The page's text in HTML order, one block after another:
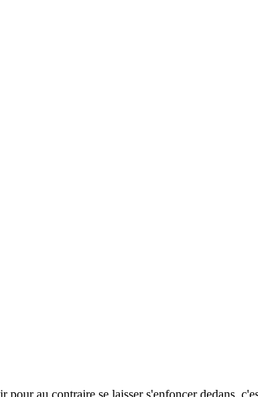
au contraire se laisser s'enfoncer dedans,